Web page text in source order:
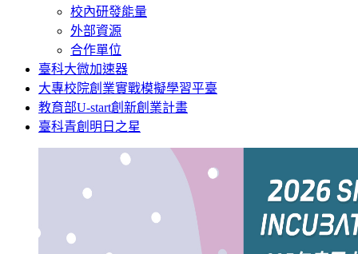
校內研發能量
外部資源
合作單位
臺科大微加速器
大專校院創業實戰模擬學習平臺
教育部U-start創新創業計畫
臺科青創明日之星